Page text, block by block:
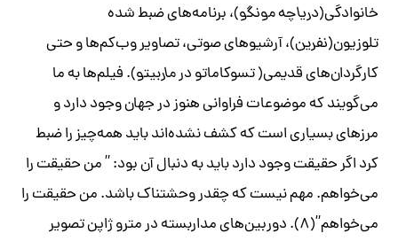
خانوادگی(دریاچه مونگو)، برنامه‌های ضبط شده
تلوزیون(نفرین)، آرشیوهای صوتی، تصاویر وب‌کم‌ها و حتی
کارگردان‌های قدیمی( تسوکاماتو درماربیتو). فیلم‌ها به ما
می‌گویند که موضوعات فراوانی هنوز در جهان وجود دارد و
مرزهای بسیاری است که کشف نشده‌اند باید همه‌چیز را ضبط
کرد اگر حقیقت وجود دارد باید به دنبال آن بود: ” من حقیقت را
می‌خواهم. مهم نیست که چقدر وحشتناک باشد. من حقیقت را
می‌خواهم”(۸). دوربین‌های مداربسته در مترو ژاپن تصویر